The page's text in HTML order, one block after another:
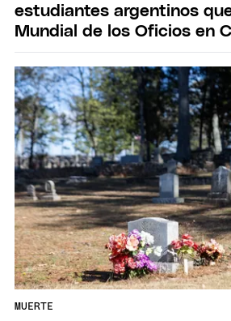
estudiantes argentinos
Mundial de los Oficios en
MUERTE